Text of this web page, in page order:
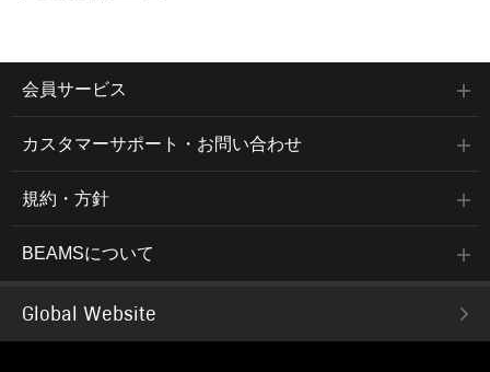
会員サービス
カスタマーサポート・お問い合わせ
規約・方針
BEAMSについて
Global Website